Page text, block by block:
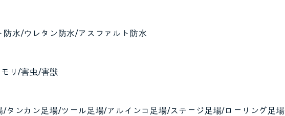
水/ウレタン防水/アスファルト防水
リ/害虫/害獣
/タンカン足場/ツール足場/アルインコ足場/ステージ足場/ローリング足場